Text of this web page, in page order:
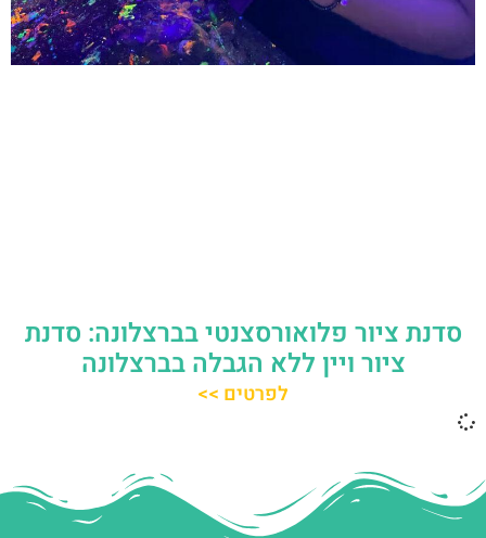
סדנת ציור פלואורסצנטי בברצלונה: סדנת
ציור ויין ללא הגבלה בברצלונה
לפרטים >>